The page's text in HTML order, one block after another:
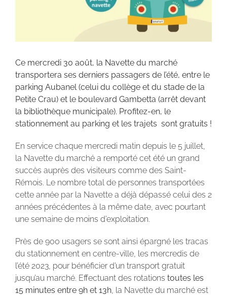
Ce mercredi 30 août, la Navette du marché
transportera ses derniers passagers de l’été, entre le
parking Aubanel (celui du collège et du stade de la
Petite Crau) et le boulevard Gambetta (arrêt devant
la bibliothèque municipale). Profitez-en, le
stationnement au parking et les trajets sont gratuits !
En service chaque mercredi matin depuis le 5 juillet,
la Navette du marché a remporté cet été un grand
succès auprès des visiteurs comme des Saint-
Rémois. Le nombre total de personnes transportées
cette année par la Navette a déjà dépassé celui des 2
années précédentes à la même date, avec pourtant
une semaine de moins d’exploitation.
Près de 900 usagers se sont ainsi épargné les tracas
du stationnement en centre-ville, les mercredis de
l’été 2023, pour bénéficier d’un transport gratuit
jusqu’au marché. Effectuant des rotations toutes les
15 minutes entre 9h et 13h, la Navette du marché est